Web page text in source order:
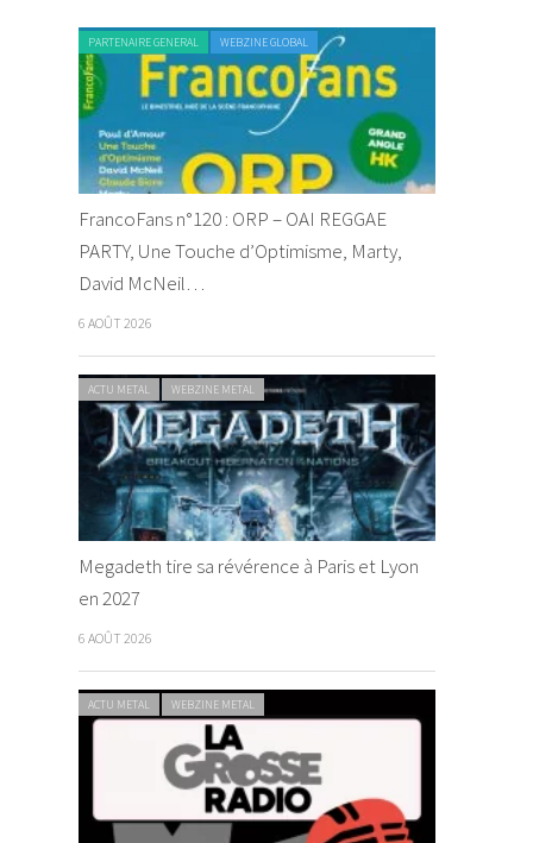
PARTENAIRE GENERAL WEBZINE GLOBAL
FrancoFans n°120 : ORP – OAI REGGAE
PARTY, Une Touche d’Optimisme, Marty,
David McNeil…
6 AOÛT 2026
ACTU METAL WEBZINE METAL
Megadeth tire sa révérence à Paris et Lyon
en 2027
6 AOÛT 2026
ACTU METAL WEBZINE METAL